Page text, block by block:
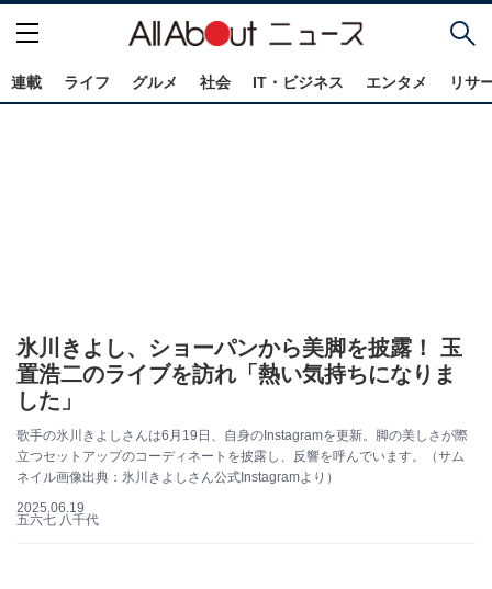
連載 ライフ グルメ 社会 IT・ビジネス エンタメ リサ
氷川きよし、ショーパンから美脚を披露！ 玉
置浩二のライブを訪れ「熱い気持ちになりま
した」
歌手の氷川きよしさんは6月19日、自身のInstagramを更新。脚の美しさが際
立つセットアップのコーディネートを披露し、反響を呼んでいます。（サム
ネイル画像出典：氷川きよしさん公式Instagramより）
2025.06.19
五六七 八千代